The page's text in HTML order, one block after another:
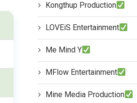
Kongthup Production
LOVEiS Entertainment
Me Mind Y
MFlow Entertainment
Mine Media Production